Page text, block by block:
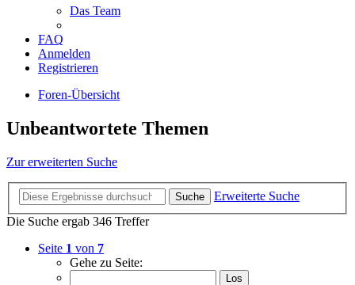
Das Team
FAQ
Anmelden
Registrieren
Foren-Übersicht
Unbeantwortete Themen
Zur erweiterten Suche
Suche
Erweiterte Suche
Die Suche ergab 346 Treffer
Seite 1 von 7
Gehe zu Seite: